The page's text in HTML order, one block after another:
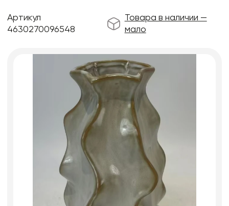
Пакеты для цветов и подарков
Декоративные вазы, кашпо
Изделия из металла
Артикул
4630270096548
Товара в наличии —
мало